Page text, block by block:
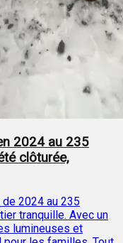
2024 au 235
clôturée,
2024 au 235
tranquille. Avec un
lumineuses et